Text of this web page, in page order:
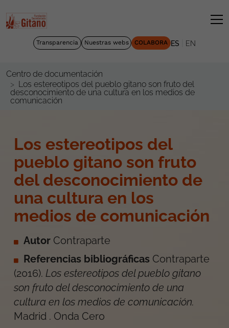
Transparencia Nuestras webs COLABORA ES EN
Centro de documentación
Los estereotipos del pueblo gitano son fruto del
desconocimiento de una cultura en los medios de
comunicación
Los estereotipos del
pueblo gitano son fruto
del desconocimiento de
una cultura en los
medios de comunicación
Autor Contraparte
Referencias bibliográficas Contraparte
(2016). Los estereotipos del pueblo gitano
son fruto del desconocimiento de una
cultura en los medios de comunicación.
Madrid . Onda Cero